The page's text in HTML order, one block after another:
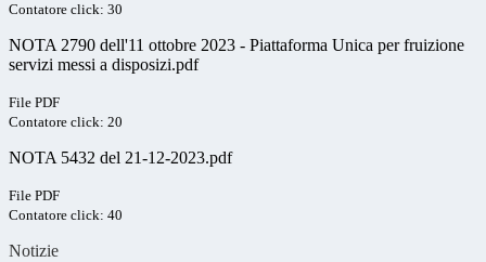
Contatore click: 30
NOTA 2790 dell'11 ottobre 2023 - Piattaforma Unica per fruizione
servizi messi a disposizi.pdf
File PDF
Contatore click: 20
NOTA 5432 del 21-12-2023.pdf
File PDF
Contatore click: 40
Notizie